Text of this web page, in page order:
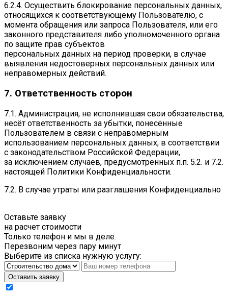
6.2.4. Осуществить блокирование персональных данных,
относящихся к соответствующему Пользователю, с
момента обращения или запроса Пользователя, или его
законного представителя либо уполномоченного органа
по защите прав субъектов
персональных данных на период проверки, в случае
выявления недостоверных персональных данных или
неправомерных действий.
7. Ответственность сторон
7.1. Администрация, не исполнившая свои обязательства,
несёт ответственность за убытки, понесённые
Пользователем в связи с неправомерным
использованием персональных данных, в соответствии
с законодательством Российской Федерации,
за исключением случаев, предусмотренных п.п. 5.2. и 7.2.
настоящей Политики Конфиденциальности.
7.2. В случае утраты или разглашения Конфиденциально
Оставьте заявку
на расчет стоимости
Только телефон и мы в деле.
Перезвоним через пару минут
Выберите из списка нужную услугу:
Оставить заявку